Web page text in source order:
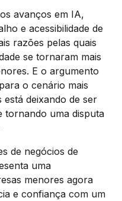
avanços em IA,
e acessibilidade de
razões pelas quais
se tornaram mais
E o argumento
o cenário mais
está deixando de ser
tornando uma disputa
de negócios de
uma
menores agora
e confiança com um